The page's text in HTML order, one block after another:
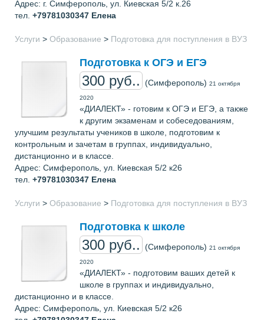
Адрес: г. Симферополь, ул. Киевская 5/2 к.26
тел. +79781030347 Елена
Услуги > Образование > Подготовка для поступления в ВУЗ
Подготовка к ОГЭ и ЕГЭ
300 руб.. (Симферополь) 21 октября
2020
«ДИАЛЕКТ» - готовим к ОГЭ и ЕГЭ, а также
к другим экзаменам и собеседованиям,
улучшим результаты учеников в школе, подготовим к
контрольным и зачетам в группах, индивидуально,
дистанционно и в классе.
Адрес: Симферополь, ул. Киевская 5/2 к26
тел. +79781030347 Елена
Услуги > Образование > Подготовка для поступления в ВУЗ
Подготовка к школе
300 руб.. (Симферополь) 21 октября
2020
«ДИАЛЕКТ» - подготовим ваших детей к
школе в группах и индивидуально,
дистанционно и в классе.
Адрес: Симферополь, ул. Киевская 5/2 к26